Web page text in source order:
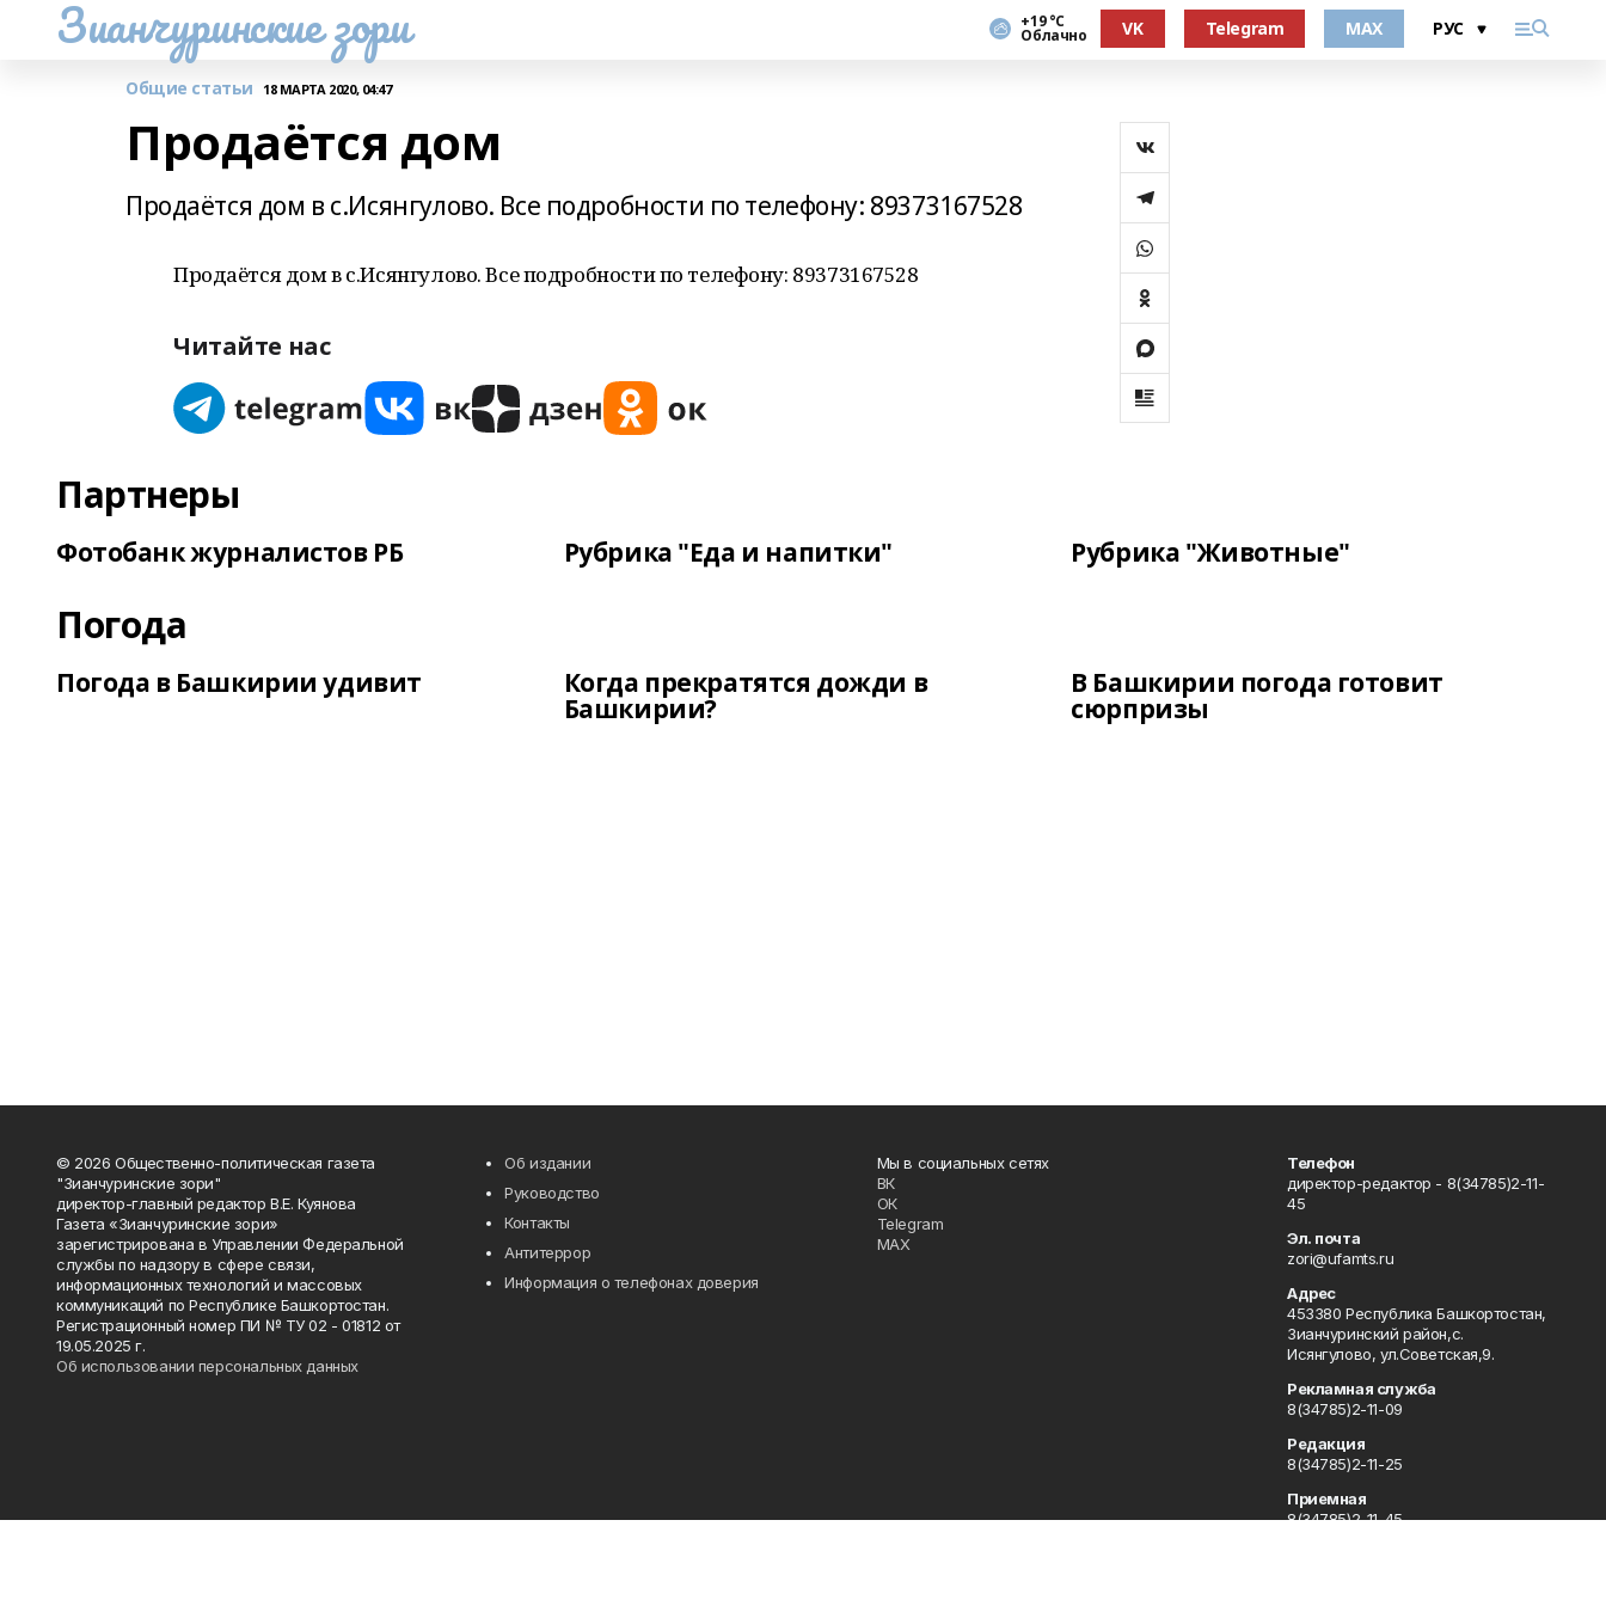
Зианчуринские зори +19 °С
Облачно VK Telegram MAX
Общие статьи 18 МАРТА 2020, 04:47
Продаётся дом
Продаётся дом в с.Исянгулово. Все подробности по телефону: 89373167528
Продаётся дом в с.Исянгулово. Все подробности по телефону: 89373167528
Читайте нас
Партнеры
Фотобанк журналистов РБ Рубрика "Еда и напитки" Рубрика "Животные"
Погода
Погода в Башкирии удивит Когда прекратятся дожди в
Башкирии?
В Башкирии погода готовит
сюрпризы
© 2026 Общественно-политическая газета
"Зианчуринские зори"
директор-главный редактор В.Е. Куянова
Газета «Зианчуринские зори»
зарегистрирована в Управлении Федеральной
службы по надзору в сфере связи,
информационных технологий и массовых
коммуникаций по Республике Башкортостан.
Регистрационный номер ПИ № ТУ 02 - 01812 от
19.05.2025 г.
Об использовании персональных данных
Об издании
Руководство
Контакты
Антитеррор
Информация о телефонах доверия
Мы в социальных сетях
ВК
ОК
Telegram
MAX
Телефон
директор-редактор - 8(34785)2-11-
45
Эл. почта
zori@ufamts.ru
Адрес
453380 Республика Башкортостан,
Зианчуринский район,с.
Исянгулово, ул.Советская,9.
Рекламная служба
8(34785)2-11-09
Редакция
8(34785)2-11-25
Приемная
8(34785)2-11-45